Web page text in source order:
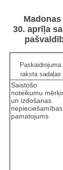
30. aprīļa
Paskaidrojuma
raksta sadaļas
Saistošo
noteikumu
un izdošanas
nepieciešamības
pamatojums